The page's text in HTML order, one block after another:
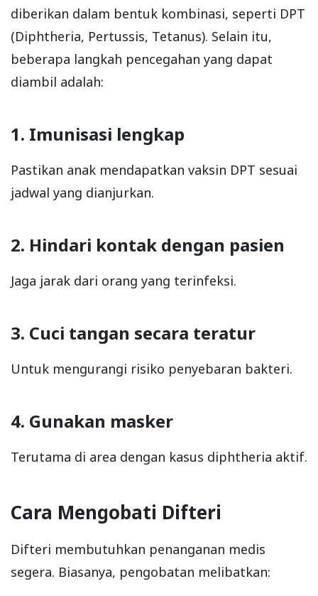
diberikan dalam bentuk kombinasi, seperti DPT
(Diphtheria, Pertussis, Tetanus). Selain itu,
beberapa langkah pencegahan yang dapat
diambil adalah:
1. Imunisasi lengkap
Pastikan anak mendapatkan vaksin DPT sesuai
jadwal yang dianjurkan.
2. Hindari kontak dengan pasien
Jaga jarak dari orang yang terinfeksi.
3. Cuci tangan secara teratur
Untuk mengurangi risiko penyebaran bakteri.
4. Gunakan masker
Terutama di area dengan kasus diphtheria aktif.
Cara Mengobati Difteri
Difteri membutuhkan penanganan medis
segera. Biasanya, pengobatan melibatkan: